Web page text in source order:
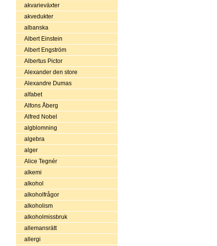
akvarieväxter
akvedukter
albanska
Albert Einstein
Albert Engström
Albertus Pictor
Alexander den store
Alexandre Dumas
alfabet
Alfons Åberg
Alfred Nobel
algblomning
algebra
alger
Alice Tegnér
alkemi
alkohol
alkoholfrågor
alkoholism
alkoholmissbruk
allemansrätt
allergi